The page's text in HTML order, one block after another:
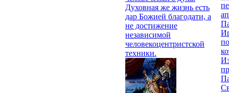
Духовная же жизнь есть
дар Божией благодати, а
не достижение
независимой
человекоцентристской
техники.